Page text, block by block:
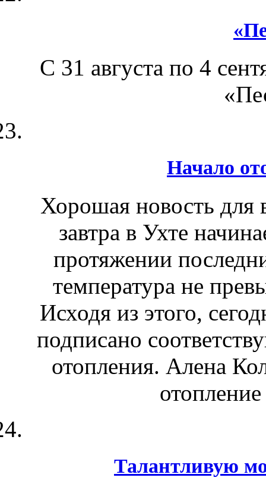
С 31 августа по 4
Начало
Хорошая новость для
завтра в Ухте
протяжении
температура не
Исходя из этого,
подписано
отопления. Алена
Талантливую